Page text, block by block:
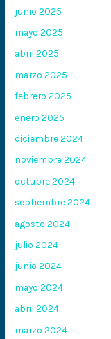
junio 2025
mayo 2025
abril 2025
marzo 2025
febrero 2025
enero 2025
diciembre 2024
noviembre 2024
octubre 2024
septiembre 2024
agosto 2024
julio 2024
junio 2024
mayo 2024
abril 2024
marzo 2024